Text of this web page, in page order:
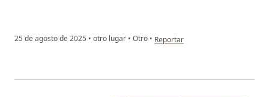
25 de agosto de 2025 • otro lugar • Otro • en opinión del usuario Julia
Reportar